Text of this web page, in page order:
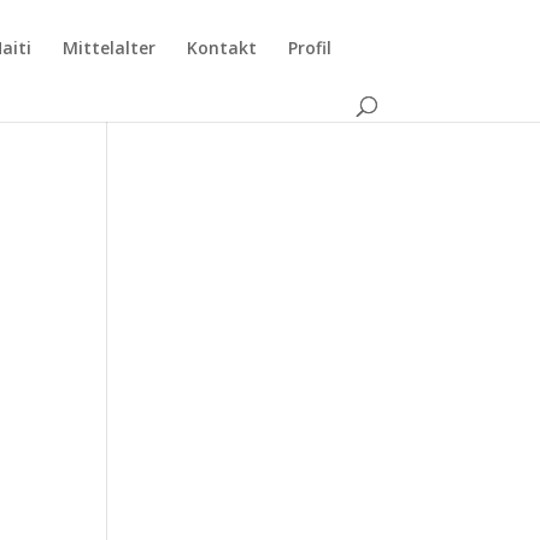
Mittelalter Kontakt Profil